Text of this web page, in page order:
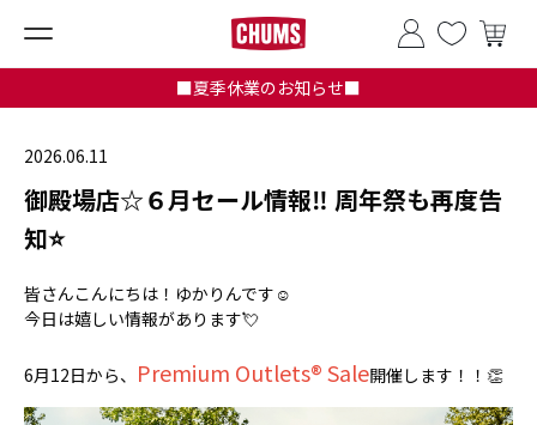
■夏季休業のお知らせ■
2026.06.11
御殿場店☆６月セール情報‼ 周年祭も再度告
知⭐
皆さんこんにちは！ゆかりんです☺
今日は嬉しい情報があります💘
6月12日から、 Premium Outlets® Sale開催します！！👏